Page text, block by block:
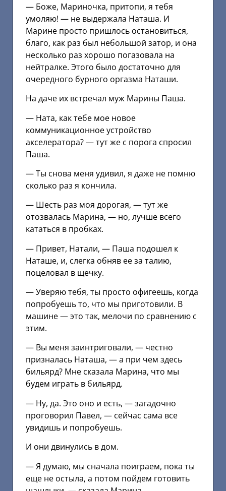
— Боже, Мариночка, притопи, я тебя
умоляю! — не выдержала Наташа. И
Марине просто пришлось остановиться,
благо, как раз был небольшой затор, и она
несколько раз хорошо погазовала на
нейтралке. Этого было достаточно для
очередного бурного оргазма Наташи.
На даче их встречал муж Марины Паша.
— Ната, как тебе мое новое
коммуникационное устройство
акселератора? — тут же с порога спросил
Паша.
— Ты снова меня удивил, я даже не помню
сколько раз я кончила.
— Шесть раз моя дорогая, — тут же
отозвалась Марина, — но, лучше всего
кататься в пробках.
— Привет, Натали, — Паша подошел к
Наташе, и, слегка обняв ее за талию,
поцеловал в щечку.
— Уверяю тебя, ты просто офигеешь, когда
попробуешь то, что мы приготовили. В
машине — это так, мелочи по сравнению с
этим.
— Вы меня заинтриговали, — честно
призналась Наташа, — а при чем здесь
бильярд? Мне сказала Марина, что мы
будем играть в бильярд.
— Ну, да. Это оно и есть, — загадочно
проговорил Павел, — сейчас сама все
увидишь и попробуешь.
И они двинулись в дом.
— Я думаю, мы сначала поиграем, пока ты
еще не остыла, а потом пойдем готовить